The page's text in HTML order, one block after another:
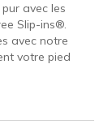
avec les
Slip-ins®.
avec notre
votre pied